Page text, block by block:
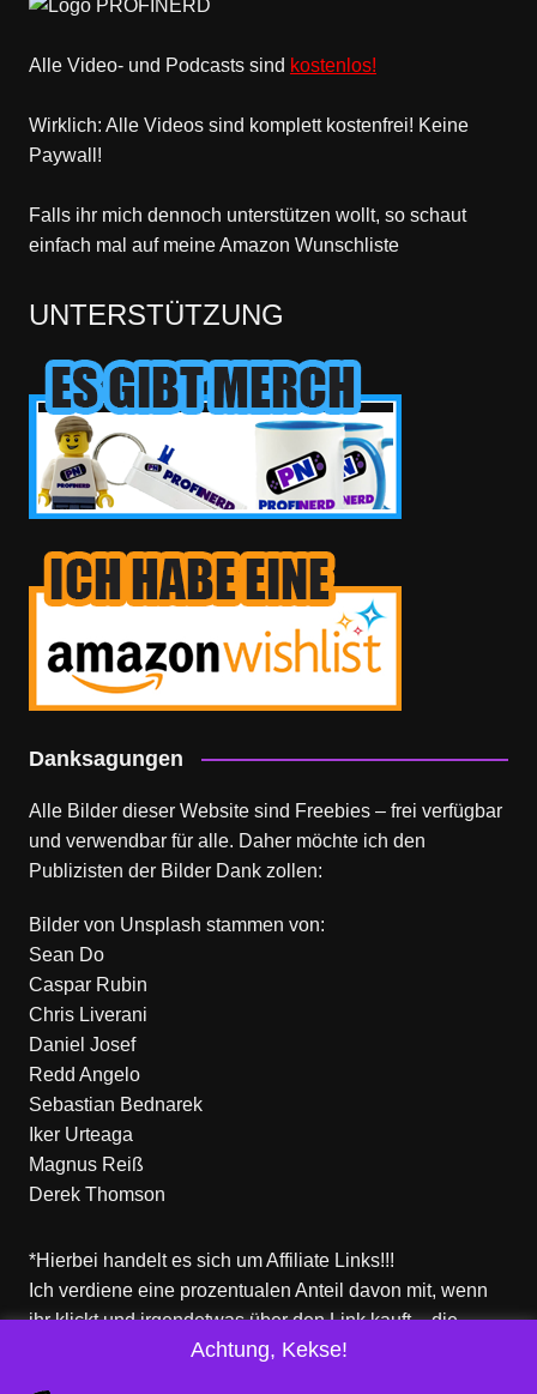
Alle Video- und Podcasts sind kostenlos!
Wirklich: Alle Videos sind komplett kostenfrei! Keine
Paywall!
Falls ihr mich dennoch unterstützen wollt, so schaut
einfach mal auf meine Amazon Wunschliste
UNTERSTÜTZUNG
Danksagungen
Alle Bilder dieser Website sind Freebies – frei verfügbar
und verwendbar für alle. Daher möchte ich den
Publizisten der Bilder Dank zollen:
Bilder von Unsplash stammen von:
Sean Do
Caspar Rubin
Chris Liverani
Daniel Josef
Redd Angelo
Sebastian Bednarek
Iker Urteaga
Magnus Reiß
Derek Thomson
*Hierbei handelt es sich um Affiliate Links!!!
Ich verdiene eine prozentualen Anteil davon mit, wenn
ihr klickt und irgendetwas über den Link kauft – die
Produkte dort sind aber nicht von mir!
Achtung, Kekse!